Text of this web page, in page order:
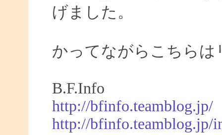
げました。
かってながらこちら
B.F.Info
http://bfinfo.teamblog.jp/
http://bfinfo.teamblog.jp/